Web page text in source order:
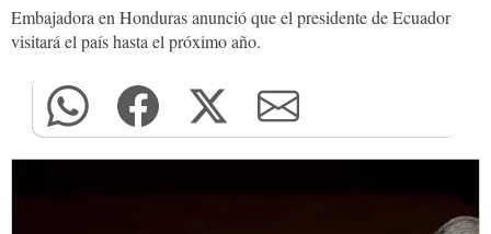
Embajadora en Honduras anunció que el presidente de Ecuador
visitará el país hasta el próximo año.